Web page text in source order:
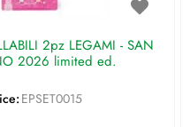
2pz LEGAMI - SAN
2026 limited ed.
EPSET0015